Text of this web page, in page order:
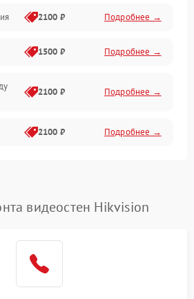
2100 ₽ Подробнее →
1500 ₽ Подробнее →
2100 ₽ Подробнее →
2100 ₽ Подробнее →
Подробнее →
видеостен Hikvision